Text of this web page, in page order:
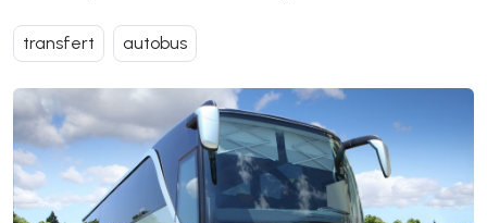
transfert autobus